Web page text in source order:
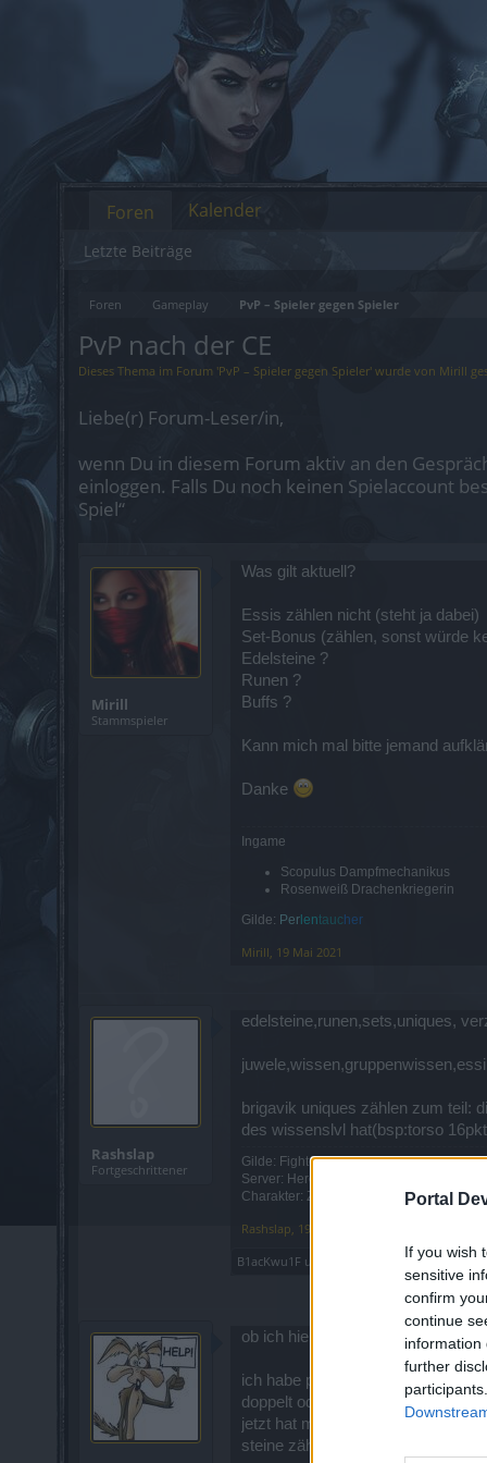
Portal
If you wish
sensitive
confirm
continue
information
further
Foren Gameplay PvP – Spieler gegen Spieler
PvP nach der CE
Dieses Thema im Forum 'PvP – Spieler gegen Spieler' wurde von Mirill
Liebe(r) Forum-Leser/in,
wenn Du in diesem Forum aktiv an den
einloggen. Falls Du noch keinen Spielaccount
Spiel“
Mirill
Stammspieler
Was gilt aktuell?
Essis zählen nicht (steht ja dabei)
Set-Bonus (zählen, sonst würde
Edelsteine ?
Runen ?
Buffs ?
Kann mich mal bitte jemand
Danke
Ingame
Scopulus Dampfmechanikus
Rosenweiß Drachenkriegerin
Gilde: Per lentauc her
Mirill, 19 Mai 2021
Rashslap
Fortgeschrittener
edelsteine,runen,sets,uniques,
brigavik uniques zählen zum teil:
des wissenslvl hat(bsp:torso
Gilde: FightersforDuria
Server: Heredur
Charakter: Zwerg, Drachenkrieger
Rashslap, 19 Mai 2021
B1acKwu1F und gefällt dies.
ob ich hier richtig bin werde ich
ich habe probleme mit dem pvp,
doppelt oder halbiert? z.b. komm
jetzt hat mir einer gesagt ich
steine zählen und
Foren
Letzte Beiträge
Kalender